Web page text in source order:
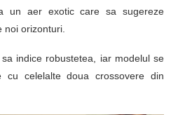
un aer exotic care sa sugereze
orizonturi.
indice robustetea, iar modelul se
celelalte doua crossovere din